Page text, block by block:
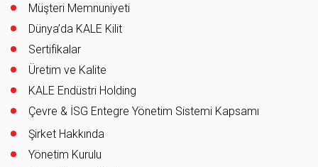
Müşteri Memnuniyeti
Dünya’da KALE Kilit
Sertifikalar
Üretim ve Kalite
KALE Endüstri Holding
Çevre & İSG Entegre Yönetim Sistemi Kapsamı
Şirket Hakkında
Yönetim Kurulu